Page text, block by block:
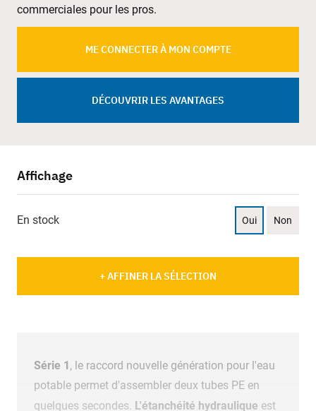
commerciales pour les pros.
ME CONNECTER À MON COMPTE
DÉCOUVRIR LES AVANTAGES
Affichage
En stock Oui Non
+ AFFINER LA SÉLECTION
Série 1 , le raccord nouvelle génération pour l'eau
potable permet d'assembler deux tubes PE en
quelques secondes. L'étanchéité hydraulique est